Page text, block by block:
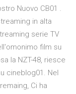
Nuovo CB01 .
in alta
serie TV
film su
la NZT-48, riesce
cineblog01. Nel
Ci ha